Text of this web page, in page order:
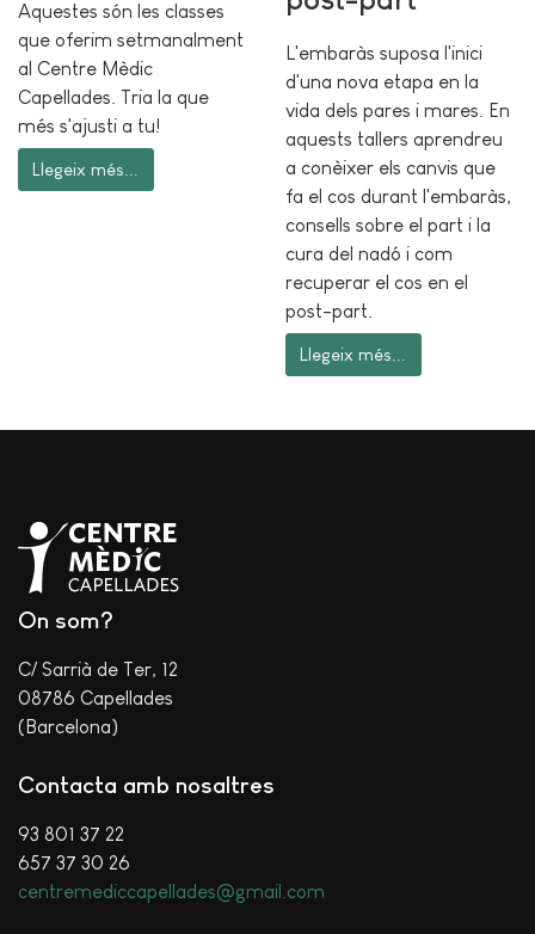
Aquestes són les classes
que oferim setmanalment
al Centre Mèdic
Capellades. Tria la que
més s'ajusti a tu!
Llegeix més...
L'embaràs suposa l'inici
d'una nova etapa en la
vida dels pares i mares. En
aquests tallers aprendreu
a conèixer els canvis que
fa el cos durant l'embaràs,
consells sobre el part i la
cura del nadó i com
recuperar el cos en el
post-part.
Llegeix més...
On som?
C/ Sarrià de Ter, 12
08786 Capellades
(Barcelona)
Contacta amb nosaltres
93 801 37 22
657 37 30 26
centremediccapellades@gmail.com